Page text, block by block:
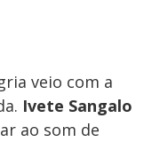
veio com a
Ivete Sangalo
ao som de